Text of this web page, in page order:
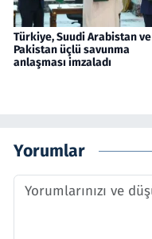
Türkiye, Suudi Arabistan ve
Pakistan üçlü savunma
anlaşması imzaladı
Yorumlar